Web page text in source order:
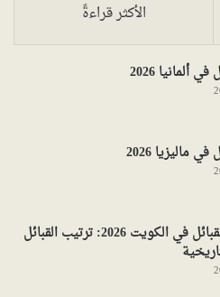
الأكثر قراءةً
ألمانيا 2026
ماليزيا 2026
دليل أكبر القبائل في الكويت 2026: ترتيب القبائل